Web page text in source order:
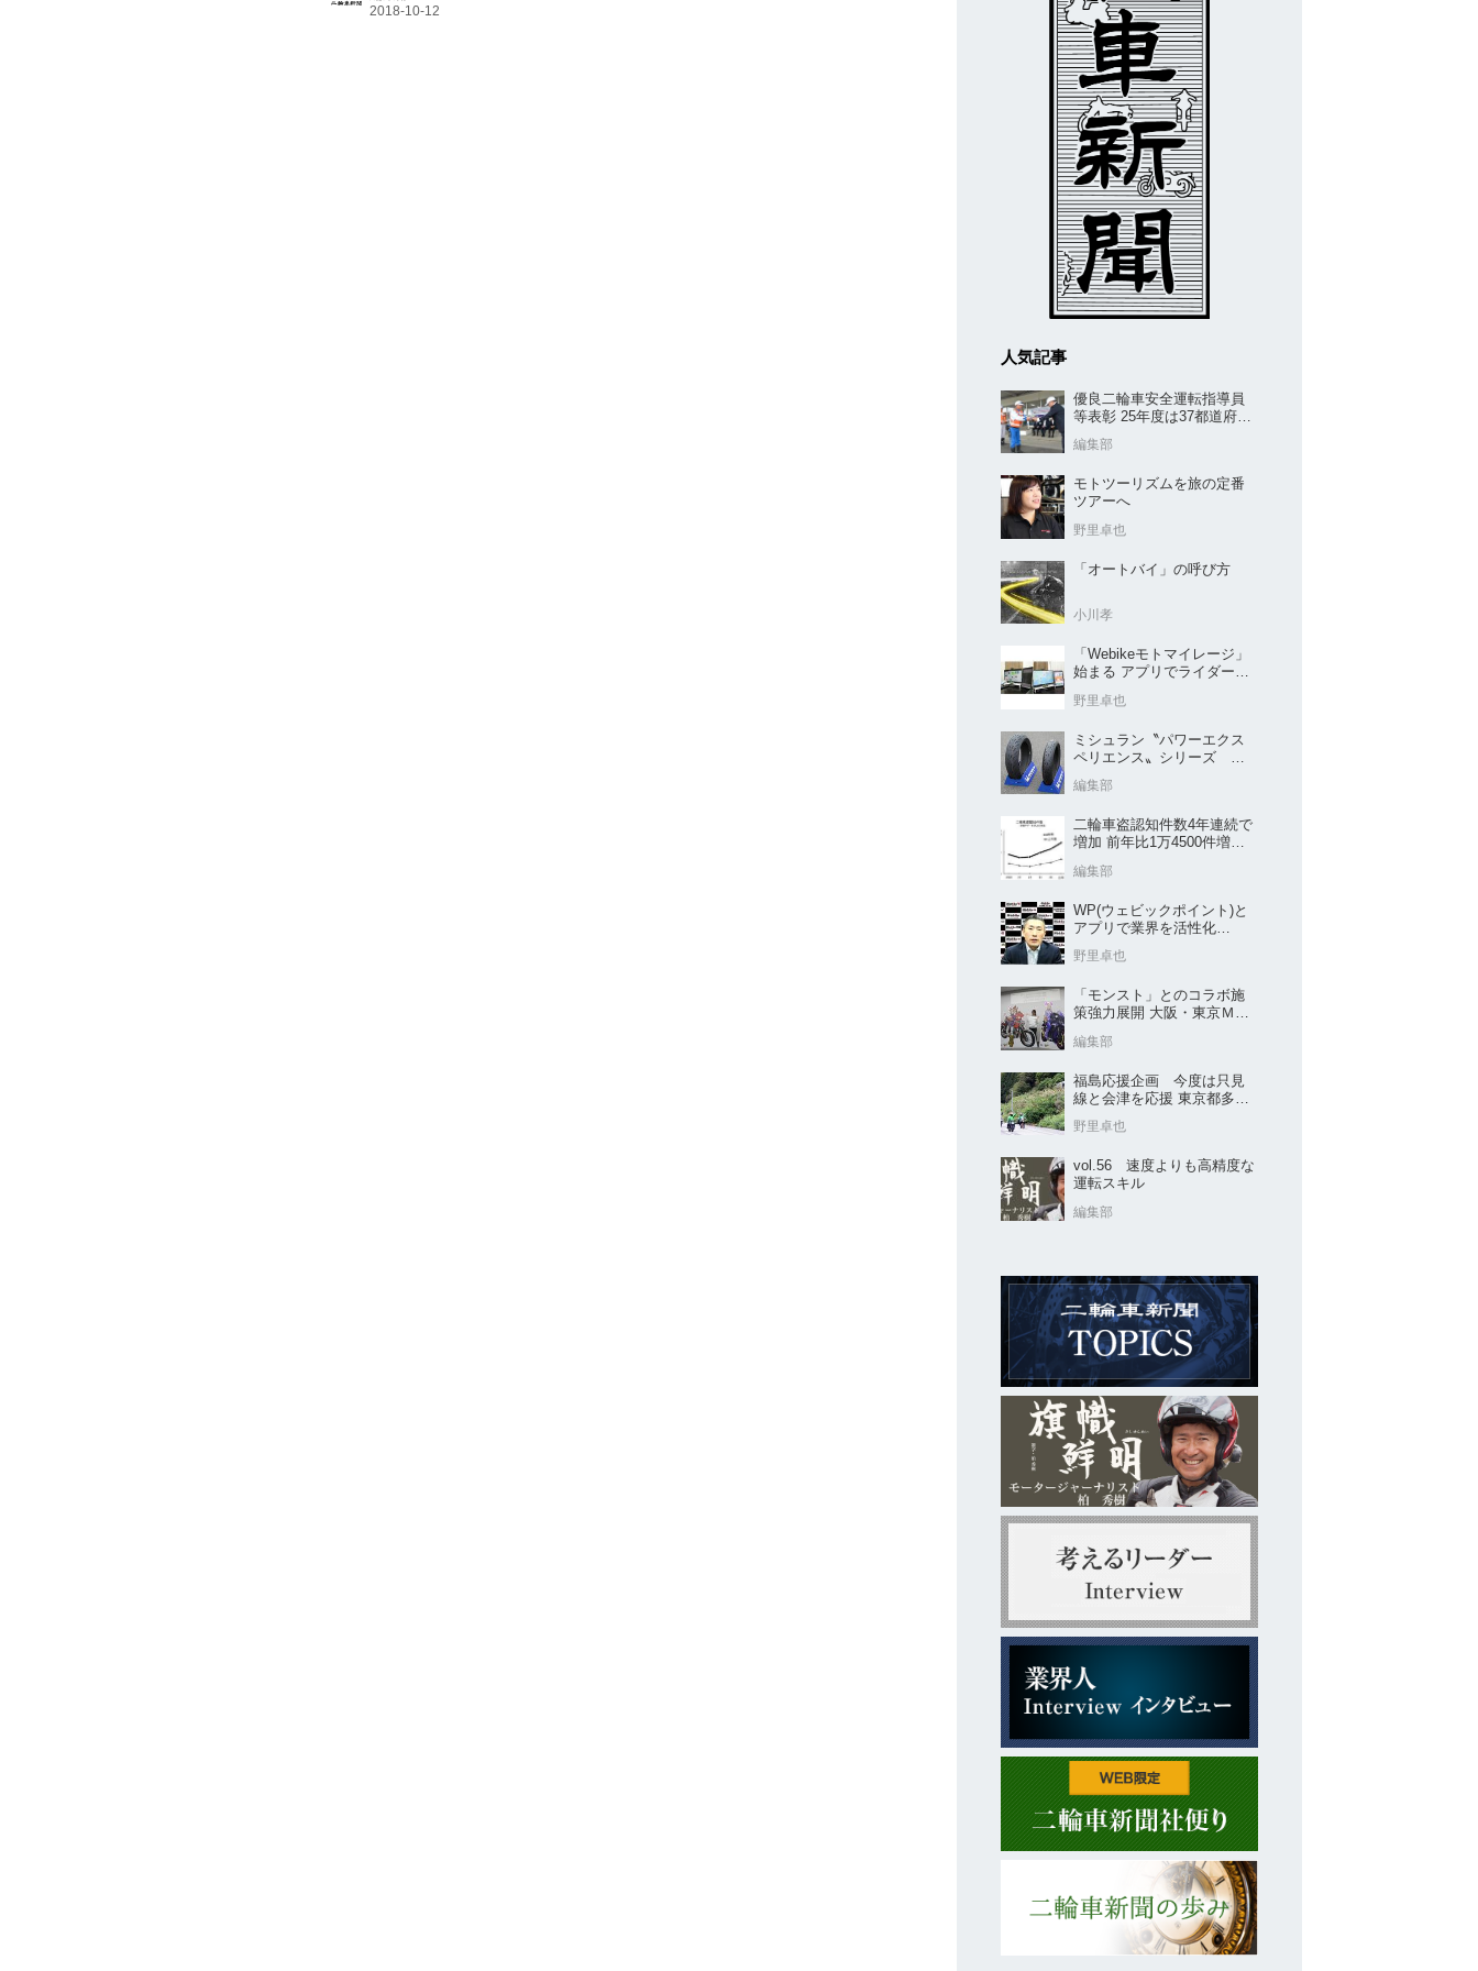
人気記事
優良二輪車安全運転指導員
等表彰 25年度は37都道府県
編集部
モトツーリズムを旅の定番
ツアーへ
野里卓也
「オートバイ」の呼び方
小川孝
「Webikeモトマイレージ」
始まる アプリでライダーと
野里卓也
ミシュラン〝パワーエクス
ペリエンス〟シリーズ
売
編集部
二輪車盗認知件数4年連続で
増加 前年比1万4500件増／
編集部
WP(ウェビックポイント)と
アプリで業界を活性化
野里卓也
「モンスト」とのコラボ施
策強力展開 大阪・東京ＭＣ
編集部
福島応援企画 今度は只見
線と会津を応援 東京都多摩
野里卓也
vol.56 速度よりも高精度な
運転スキル
編集部